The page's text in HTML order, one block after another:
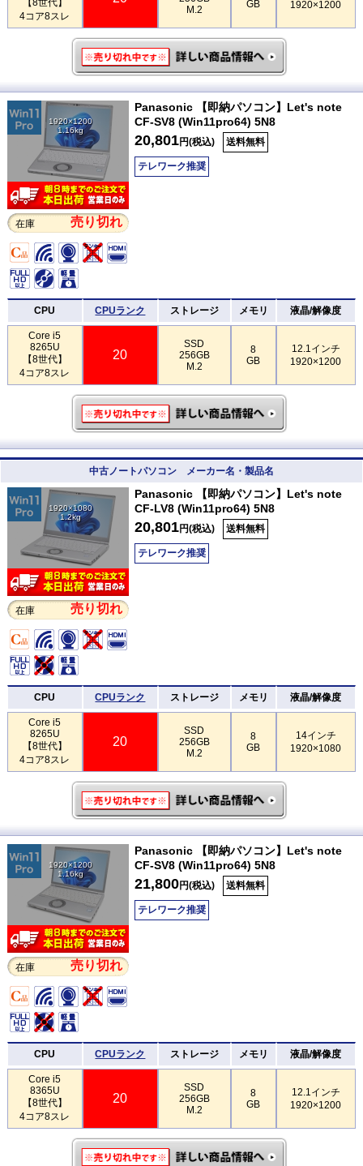
4コア8スレ
M.2
GB 1920×1200
1920×1200
1.16kg
在庫 売り切れ
Panasonic 【即納パソコン】Let's note
CF-SV8 (Win11pro64) 5N8
20,801円(税込) 送料無料
テレワーク推奨
CPU CPUランク ストレージ メモリ 液晶/解像度
Core i5
8265U
【8世代】
4コア8スレ
20
SSD
256GB
M.2
8
GB
12.1インチ
1920×1200
中古ノートパソコン メーカー名・製品名
1920×1080
1.2kg
在庫 売り切れ
Panasonic 【即納パソコン】Let's note
CF-LV8 (Win11pro64) 5N8
20,801円(税込) 送料無料
テレワーク推奨
CPU CPUランク ストレージ メモリ 液晶/解像度
Core i5
8265U
【8世代】
4コア8スレ
20
SSD
256GB
M.2
8
GB
14インチ
1920×1080
1920×1200
1.16kg
在庫 売り切れ
Panasonic 【即納パソコン】Let's note
CF-SV8 (Win11pro64) 5N8
21,800円(税込) 送料無料
テレワーク推奨
CPU CPUランク ストレージ メモリ 液晶/解像度
Core i5
8365U
【8世代】
4コア8スレ
20
SSD
256GB
M.2
8
GB
12.1インチ
1920×1200